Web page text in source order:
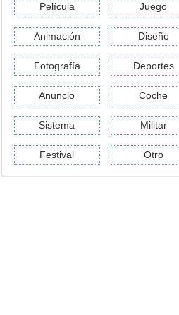
Película Juego
Animación Diseño
Fotografía Deportes
Anuncio Coche
Sistema Militar
Festival Otro